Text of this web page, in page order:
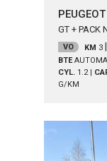
GT + PACK
S FIL
VO KM 3
BTE
CYL. 1.2|
G/KM